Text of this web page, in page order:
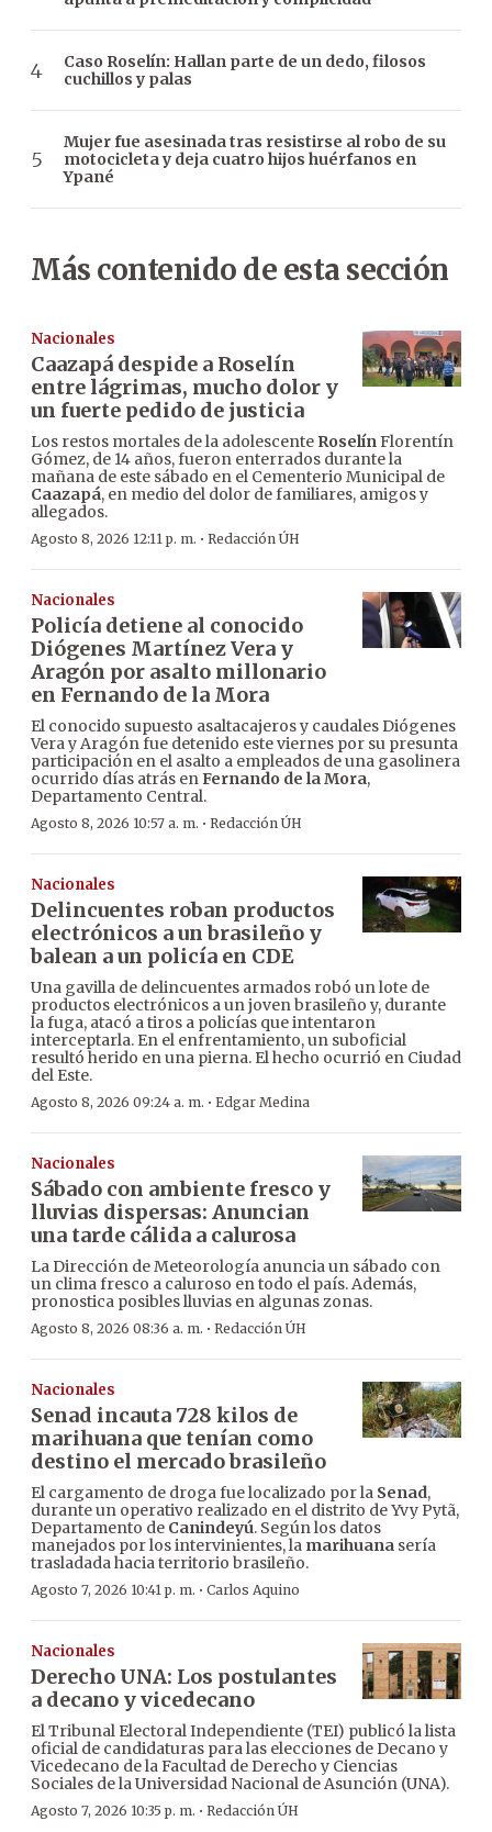
Caso Roselín: Hallan parte de un dedo, filosos
cuchillos y palas
Mujer fue asesinada tras resistirse al robo de su
motocicleta y deja cuatro hijos huérfanos en
Ypané
Más contenido de esta sección
Nacionales
Caazapá despide a Roselín
entre lágrimas, mucho dolor y
un fuerte pedido de justicia
Los restos mortales de la adolescente RoselínFlorentín
Gómez, de 14 años, fueron enterrados durante la
mañana de este sábado en el Cementerio Municipal de
Caazapá, en medio del dolor de familiares, amigos y
allegados.
Agosto 8, 2026 12:11 p. m. · Redacción ÚH
Nacionales
Policía detiene al conocido
Diógenes Martínez Vera y
Aragón por asalto millonario
en Fernando de la Mora
El conocido supuesto asaltacajeros y caudales Diógenes
Vera y Aragón fue detenido este viernes por su presunta
participación en el asalto a empleados de una gasolinera
ocurrido días atrás enFernando de la Mora,
Departamento Central.
Agosto 8, 2026 10:57 a. m. · Redacción ÚH
Nacionales
Delincuentes roban productos
electrónicos a un brasileño y
balean a un policía en CDE
Una gavilla de delincuentes armados robó un lote de
productos electrónicos a un joven brasileño y, durante
la fuga, atacó a tiros a policías que intentaron
interceptarla. En el enfrentamiento, un suboficial
resultó herido en una pierna. El hecho ocurrió en Ciudad
del Este.
Agosto 8, 2026 09:24 a. m. · Edgar Medina
Nacionales
Sábado con ambiente fresco y
lluvias dispersas: Anuncian
una tarde cálida a calurosa
La Dirección de Meteorología anuncia un sábado con
un clima fresco a caluroso en todo el país. Además,
pronostica posibles lluvias en algunas zonas.
Agosto 8, 2026 08:36 a. m. · Redacción ÚH
Nacionales
Senad incauta 728 kilos de
marihuana que tenían como
destino el mercado brasileño
El cargamento de droga fue localizado por la Senad,
durante un operativo realizado en el distrito de Yvy Pytã,
Departamento de Canindeyú. Según los datos
manejados por los intervinientes, la marihuana sería
trasladada hacia territorio brasileño.
Agosto 7, 2026 10:41 p. m. · Carlos Aquino
Nacionales
Derecho UNA: Los postulantes
a decano y vicedecano
El Tribunal Electoral Independiente (TEI) publicó la lista
oficial de candidaturas para las elecciones de Decano y
Vicedecano de la Facultad de Derecho y Ciencias
Sociales de la Universidad Nacional de Asunción (UNA).
Agosto 7, 2026 10:35 p. m. · Redacción ÚH